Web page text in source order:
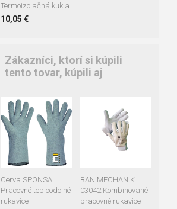
Termoizolačná kukla
10,05 €
Zákazníci, ktorí si kúpili
tento tovar, kúpili aj
Cerva SPONSA
Pracovné teploodolné
rukavice
09 11
BAN MECHANIK
03042 Kombinované
pracovné rukavice
08
11